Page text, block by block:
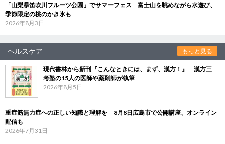
「山梨県笛吹川フルーツ公園」でサマーフェス 富士山を眺めながら水遊び、
季節限定の桃のかき氷も
2026年8月3日
ヘルスケア もっと見る
現代書林から新刊『こんなときには、まず、漢方！』 漢方三
考塾の15人の医師や薬剤師が執筆
2026年8月5日
重症筋無力症への正しい知識と理解を 8月8日広島市で公開講座、オンライン
配信も
2026年7月31日